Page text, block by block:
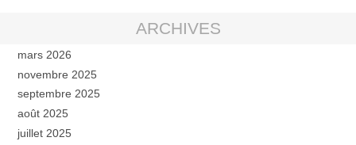
ARCHIVES
mars 2026
novembre 2025
septembre 2025
août 2025
juillet 2025